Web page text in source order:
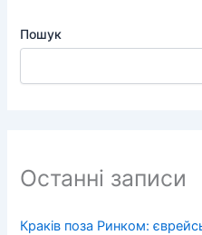
Пошук
Останні записи
Краків поза Ринком: